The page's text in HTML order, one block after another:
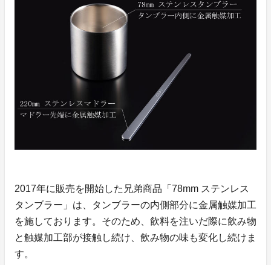
2017年に販売を開始した兄弟商品「78mm ステンレス
タンブラー」は、タンブラーの内側部分に金属触媒加工
を施しております。そのため、飲料を注いだ際に飲み物
と触媒加工部が接触し続け、飲み物の味も変化し続けま
す。